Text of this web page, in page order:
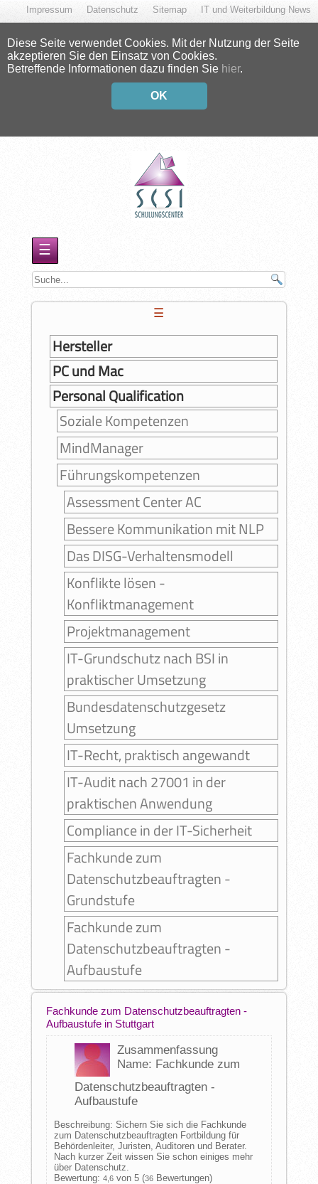
IT und Weiterbildung News
Sitemap
Datenschutz
Impressum
Diese Seite verwendet Cookies. Mit der Nutzung der Seite
akzeptieren Sie den Einsatz von Cookies.
Betreffende Informationen dazu finden Sie hier.
OK
☰
☰
Hersteller
PC und Mac
Personal Qualification
Soziale Kompetenzen
MindManager
Führungskompetenzen
Assessment Center AC
Bessere Kommunikation mit NLP
Das DISG-Verhaltensmodell
Konflikte lösen -
Konfliktmanagement
Projektmanagement
IT-Grundschutz nach BSI in
praktischer Umsetzung
Bundesdatenschutzgesetz
Umsetzung
IT-Recht, praktisch angewandt
IT-Audit nach 27001 in der
praktischen Anwendung
Compliance in der IT-Sicherheit
Fachkunde zum
Datenschutzbeauftragten -
Grundstufe
Fachkunde zum
Datenschutzbeauftragten -
Aufbaustufe
Fachkunde zum Datenschutzbeauftragten -
Aufbaustufe in Stuttgart
Zusammenfassung
Name: Fachkunde zum
Datenschutzbeauftragten -
Aufbaustufe
Beschreibung: Sichern Sie sich die Fachkunde
zum Datenschutzbeauftragten Fortbildung für
Behördenleiter, Juristen, Auditoren und Berater.
Nach kurzer Zeit wissen Sie schon einiges mehr
über Datenschutz.
Bewertung: 4,6von 5 (36Bewertungen)